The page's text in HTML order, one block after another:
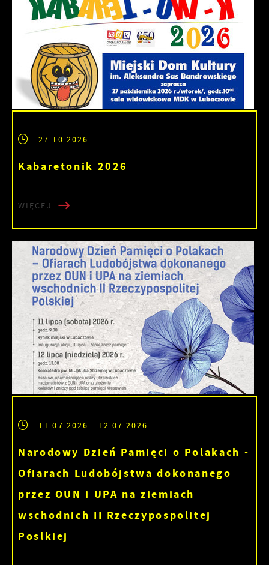
27.10.2026
Kabaretonik 2026
WIĘCEJ
11.07.2026 - 12.07.2026
Narodowy Dzień Pamięci o Polakach -
Ofiarach Ludobójstwa dokonanego
przez OUN i UPA na ziemiach
wschodnich II Rzeczypospolitej
Poslkiej